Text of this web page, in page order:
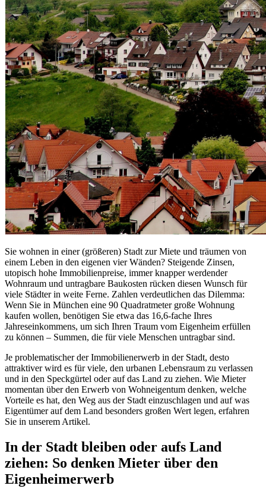
Sie wohnen in einer (größeren) Stadt zur Miete und träumen von
einem Leben in den eigenen vier Wänden? Steigende Zinsen,
utopisch hohe Immobilienpreise, immer knapper werdender
Wohnraum und untragbare Baukosten rücken diesen Wunsch für
viele Städter in weite Ferne. Zahlen verdeutlichen das Dilemma:
Wenn Sie in München eine 90 Quadratmeter große Wohnung
kaufen wollen, benötigen Sie etwa das 16,6-fache Ihres
Jahreseinkommens, um sich Ihren Traum vom Eigenheim erfüllen
zu können – Summen, die für viele Menschen untragbar sind.
Je problematischer der Immobilienerwerb in der Stadt, desto
attraktiver wird es für viele, den urbanen Lebensraum zu verlassen
und in den Speckgürtel oder auf das Land zu ziehen. Wie Mieter
momentan über den Erwerb von Wohneigentum denken, welche
Vorteile es hat, den Weg aus der Stadt einzuschlagen und auf was
Eigentümer auf dem Land besonders großen Wert legen, erfahren
Sie in unserem Artikel.
In der Stadt bleiben oder aufs Land
ziehen: So denken Mieter über den
Eigenheimerwerb